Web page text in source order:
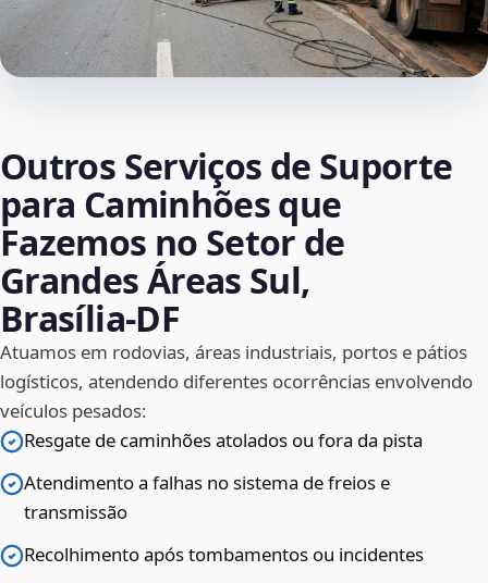
Outros Serviços de Suporte
para Caminhões que
Fazemos no Setor de
Grandes Áreas Sul,
Brasília‑DF
Atuamos em rodovias, áreas industriais, portos e pátios
logísticos, atendendo diferentes ocorrências envolvendo
veículos pesados:
Resgate de caminhões atolados ou fora da pista
Atendimento a falhas no sistema de freios e
transmissão
Recolhimento após tombamentos ou incidentes